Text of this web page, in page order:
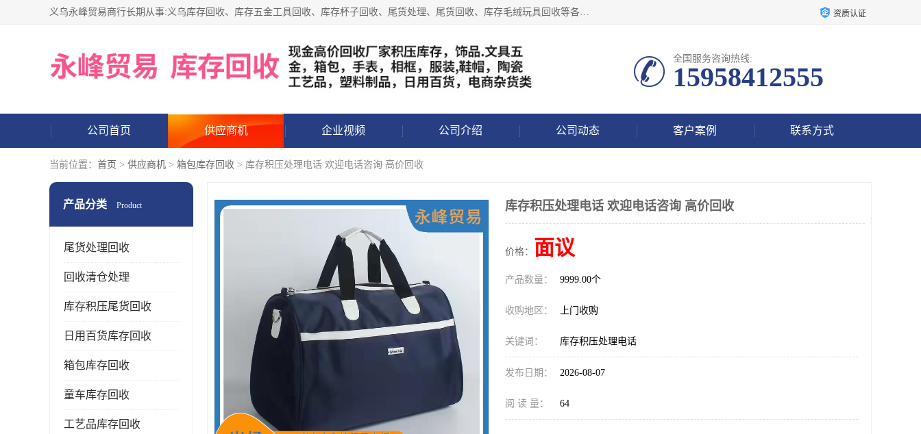
义乌永峰贸易商行长期从事:义乌库存回收、库存五金工具回收、库存杯子回收、尾货处理、尾货回收、库存毛绒玩具回收等各类产品库存回收，我们一直秉承：“，专业收购，价格从优，互惠互利，现金交易，价格公道”七大原则。欢迎有库存处理的老板来电洽谈! 资质认证
全国服务咨询热线:
15958412555
公司首页 供应商机 企业视频 公司介绍 公司动态 客户案例 联系方式
当前位置： 首页 > 供应商机 > 箱包库存回收 > 库存积压处理电话 欢迎电话咨询 高价回收
产品分类 Product
尾货处理回收
回收清仓处理
库存积压尾货回收
日用百货库存回收
箱包库存回收
童车库存回收
工艺品库存回收
库存积压处理电话 欢迎电话咨询 高价回收
价格： 面议
产品数量： 9999.00个
收购地区： 上门收购
关键词： 库存积压处理电话
发布日期： 2026-08-07
阅 读 量： 64